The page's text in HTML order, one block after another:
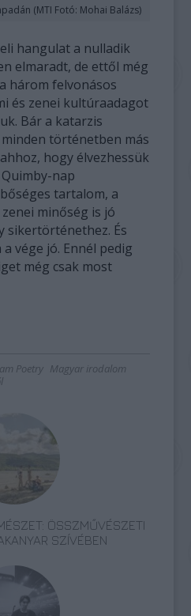
(MTI Fotó: Mohai Balázs)
hangulat a nulladik
elmaradt, de ettől még
három felvonásos
és zenei kultúraadagot
Bár a katarzis
történetben más
hogy élvezhessük
nap
tartalom, a
minőség is jó
sikertörténethez. És
vége jó. Ennél pedig
még csak most
Poetry Magyar irodalom
ÖSSZMŰVÉSZETI
SZÍVÉBEN